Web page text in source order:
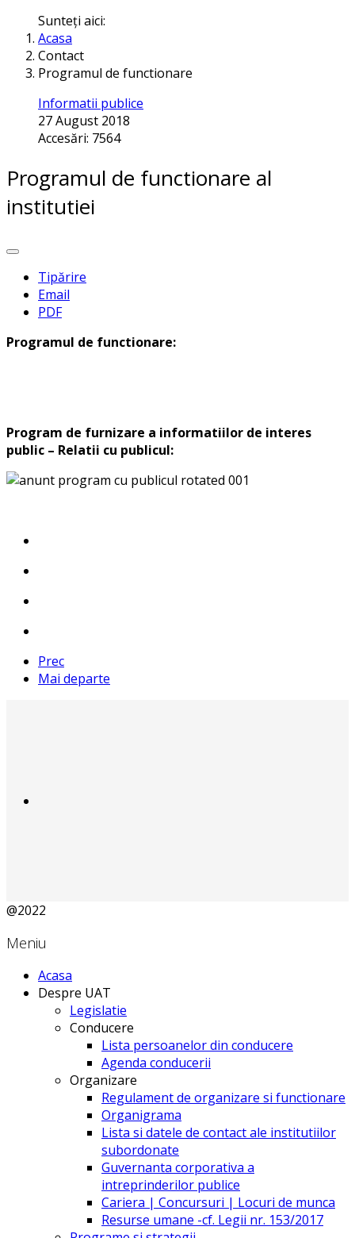
Sunteți aici:
Acasa
Contact
Programul de functionare
Informatii publice
27 August 2018
Accesări: 7564
Programul de functionare al
institutiei
Tipărire
Email
PDF
Programul de functionare:
Program de furnizare a informatiilor de interes
public – Relatii cu publicul:
Prec
Mai departe
@2022
Meniu
Acasa
Despre UAT
Legislatie
Conducere
Lista persoanelor din conducere
Agenda conducerii
Organizare
Regulament de organizare si functionare
Organigrama
Lista si datele de contact ale institutiilor
subordonate
Guvernanta corporativa a
intreprinderilor publice
Cariera | Concursuri | Locuri de munca
Resurse umane -cf. Legii nr. 153/2017